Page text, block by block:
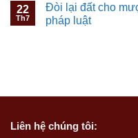
22
Th7
Đòi lại đất cho
pháp luật
Liên hệ chúng tôi: